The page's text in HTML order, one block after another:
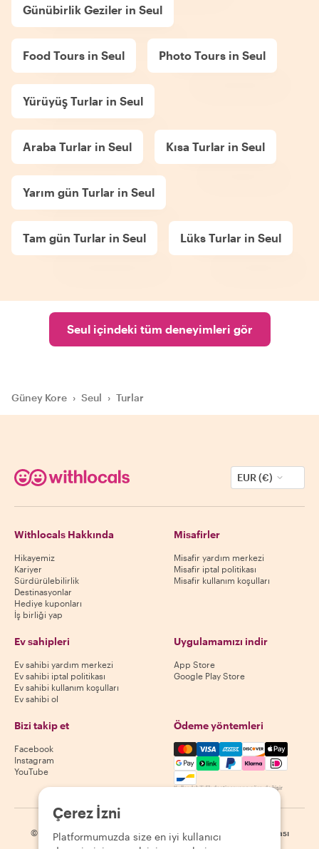
Günübirlik Geziler in Seul
Food Tours in Seul Photo Tours in Seul
Yürüyüş Turlar in Seul
Araba Turlar in Seul Kısa Turlar in Seul
Yarım gün Turlar in Seul
Tam gün Turlar in Seul Lüks Turlar in Seul
Seul içindeki tüm deneyimleri gör
Güney Kore › Seul › Turlar
EUR (€)
Withlocals Hakkında
Hikayemiz
Kariyer
Sürdürülebilirlik
Destinasyonlar
Hediye kuponları
İş birliği yap
Misafirler
Misafir yardım merkezi
Misafir iptal politikası
Misafir kullanım koşulları
Ev sahipleri
Ev sahibi yardım merkezi
Ev sahibi iptal politikası
Ev sahibi kullanım koşulları
Ev sahibi ol
Uygulamamızı indir
App Store
Google Play Store
Bizi takip et
Facebook
Instagram
YouTube
Ödeme yöntemleri
Mastercard, Visa, Amex,
Kullanılabilirlik destinasyona göre değişir
© 2026 Withlocals.com Gizlilik Politikası | Site haritası
Çerez İzni
Platformumuzda size en iyi kullanıcı